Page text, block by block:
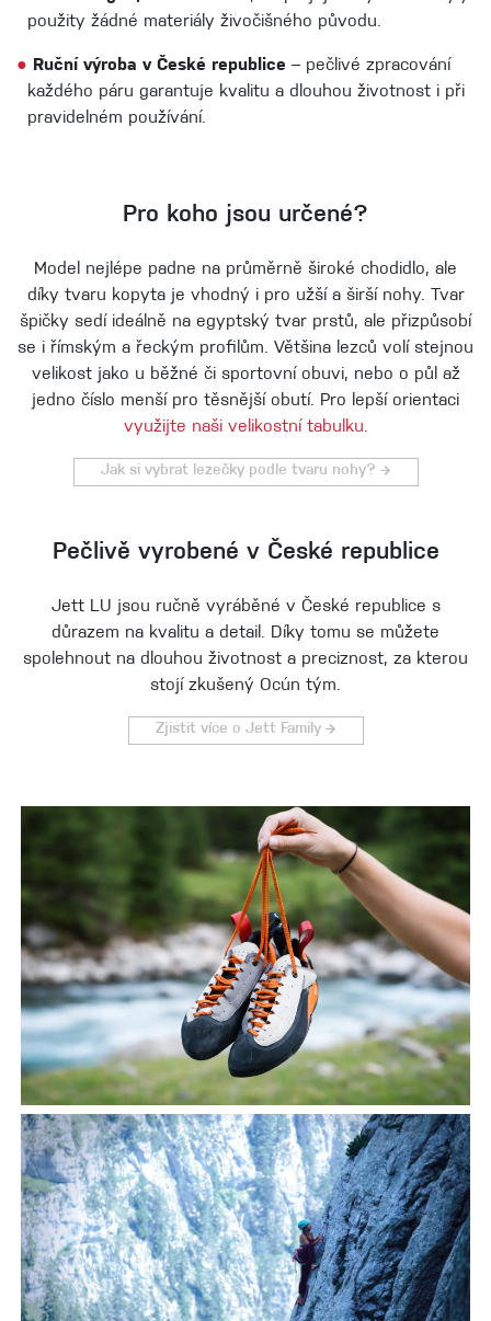
použity žádné materiály živočišného původu.
● Ruční výroba v České republice – pečlivé zpracování
každého páru garantuje kvalitu a dlouhou životnost i při
pravidelném používání.
Pro koho jsou určené?
Model nejlépe padne na průměrně široké chodidlo, ale
díky tvaru kopyta je vhodný i pro užší a širší nohy. Tvar
špičky sedí ideálně na egyptský tvar prstů, ale přizpůsobí
se i římským a řeckým profilům. Většina lezců volí stejnou
velikost jako u běžné či sportovní obuvi, nebo o půl až
jedno číslo menší pro těsnější obutí. Pro lepší orientaci
využijte naši velikostní tabulku.
Jak si vybrat lezečky podle tvaru nohy? →
Pečlivě vyrobené v České republice
Jett LU jsou ručně vyráběné v České republice s
důrazem na kvalitu a detail. Díky tomu se můžete
spolehnout na dlouhou životnost a preciznost, za kterou
stojí zkušený Ocún tým.
Zjistit více o Jett Family →